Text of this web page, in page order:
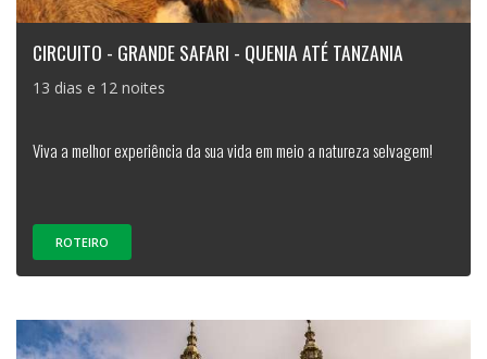
CIRCUITO - GRANDE SAFARI - QUENIA ATÉ TANZANIA
13 dias e 12 noites
Viva a melhor experiência da sua vida em meio a natureza selvagem!
ROTEIRO